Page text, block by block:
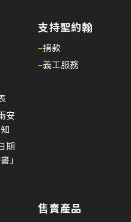
安
期
」
支持聖約翰
–捐款
–義工服務
售賣產品